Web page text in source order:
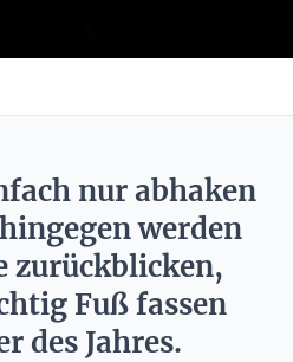
nur abhaken
werden
zurückblicken,
Fuß fassen
des Jahres.